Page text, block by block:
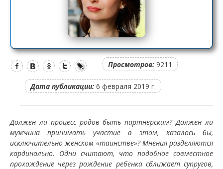
Просмотров: 9211
Дата публикации: 6 февраля 2019 г.
Должен ли процесс родов быть партнерским? Должен ли
мужчина принимать участие в этом, казалось бы,
исключительно женском «таинстве»? Мнения разделяются
кардинально. Одни считают, что подобное совместное
прохождение через рождение ребенка сближает супругов,